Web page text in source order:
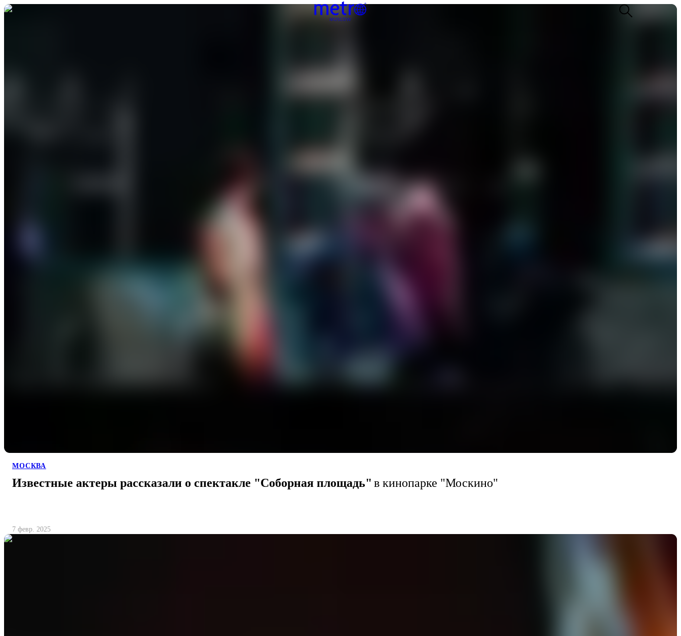
МОСКВА
Известные актеры рассказали о спектакле "Соборная площадь" в кинопарке "Москино"
7 февр. 2025